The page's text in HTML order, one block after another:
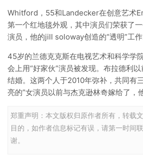
Whitford，55和Landecker在创意艺术
第一个红地毯外观，其中演员们荣获了
演员，他的jill soloway创造的“透明”工作
45岁的兰德克克斯在电视艺术和科学学
会上用“好家伙”演员被发现。布拉德利
结婚。这两个人于2010年弥补，共同有
亮的”女演员以前与杰克逊林奇嫁给了，
郑重声明：本文版权归原作者所有，转载
目的，如作者信息标记有误，请第一时间
谢。